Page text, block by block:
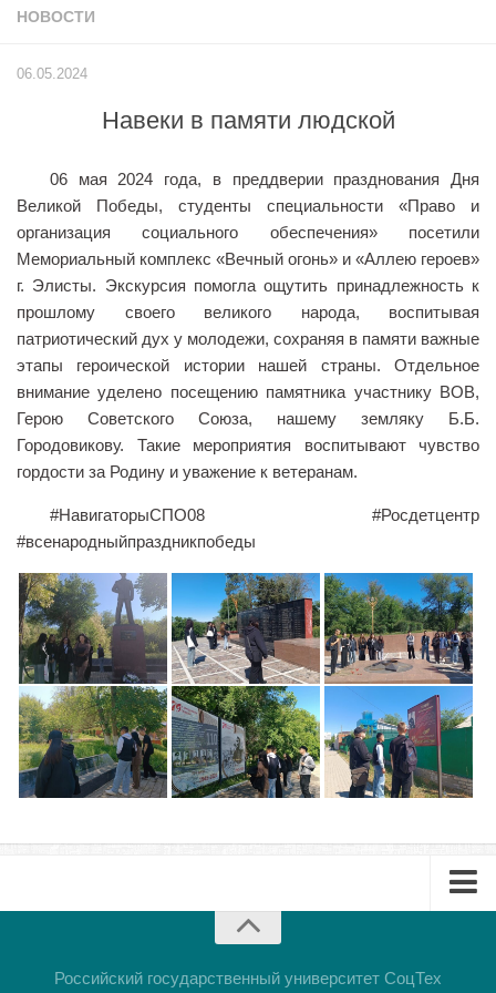
Учёный совет
Контакты РГУ СоцТех
Абитуриенту
Рейтинговые списки
Рекомендованные к зачислению
Приказы о зачислении
Личный кабинет
Расписание учебных занятий студентов на 2-ое
полугодие
Библиотека
Студенческое научное общество
Социальная поддержка студентов
Центр содействия трудоустройству выпускников
График учебного процесса
Электронное обучение и дистанционные
образовательные технологии
Родителям
Памятка обучающимся
НОВОСТИ
06.05.2024
Навеки в памяти людской
06 мая 2024 года, в преддверии празднования Дня
Великой Победы, студенты специальности «Право и
организация социального обеспечения» посетили
Мемориальный комплекс «Вечный огонь» и «Аллею героев»
г. Элисты. Экскурсия помогла ощутить принадлежность к
прошлому своего великого народа, воспитывая
патриотический дух у молодежи, сохраняя в памяти важные
этапы героической истории нашей страны. Отдельное
внимание уделено посещению памятника участнику ВОВ,
Герою Советского Союза, нашему земляку Б.Б.
Городовикову. Такие мероприятия воспитывают чувство
гордости за Родину и уважение к ветеранам.
#НавигаторыСПО08 #Росдетцентр
#всенародныйпраздникпобеды
Презентация
Российский государственный университет СоцТех